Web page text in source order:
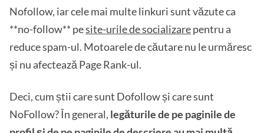
Nofollow, iar cele mai multe linkuri sunt văzute ca
**no-follow** pesite-urile de socializarepentru a
reduce spam-ul. Motoarele de căutare nu le urmăresc
și nu afectează Page Rank-ul.
Deci, cum știi care sunt Dofollow și care sunt
NoFollow? În general, legăturile de pe paginile de